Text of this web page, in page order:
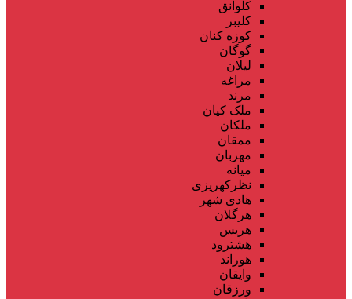
کلوانق
کلیبر
کوزه کنان
گوگان
لیلان
مراغه
مرند
ملک کیان
ملکان
ممقان
مهربان
میانه
نظرکهریزی
هادی شهر
هرگلان
هریس
هشترود
هوراند
وایقان
ورزقان